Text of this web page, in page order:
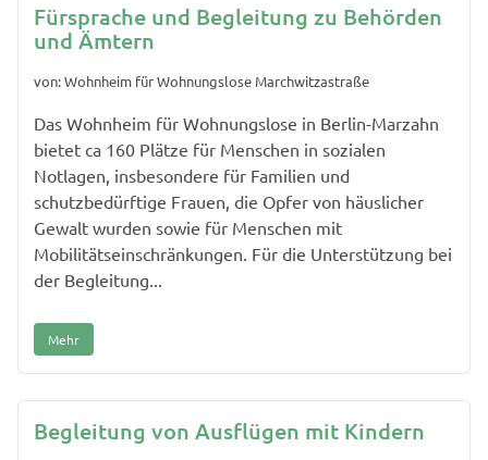
Fürsprache und Begleitung zu Behörden
und Ämtern
von: Wohnheim für Wohnungslose Marchwitzastraße
Das Wohnheim für Wohnungslose in Berlin-Marzahn
bietet ca 160 Plätze für Menschen in sozialen
Notlagen, insbesondere für Familien und
schutzbedürftige Frauen, die Opfer von häuslicher
Gewalt wurden sowie für Menschen mit
Mobilitätseinschränkungen. Für die Unterstützung bei
der Begleitung...
Mehr
Begleitung von Ausflügen mit Kindern